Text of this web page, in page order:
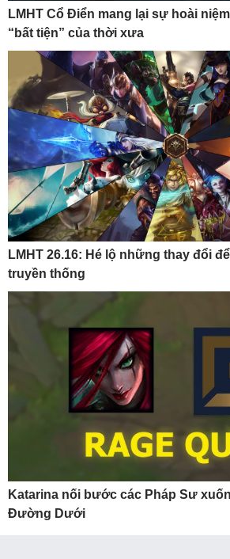
LMHT Cổ Điển mang lại sự hoài
“bất tiện” của thời xưa
LMHT 26.16: Hé lộ những thay đổi
truyền thống
Katarina nối bước các Pháp Sư
Đường Dưới